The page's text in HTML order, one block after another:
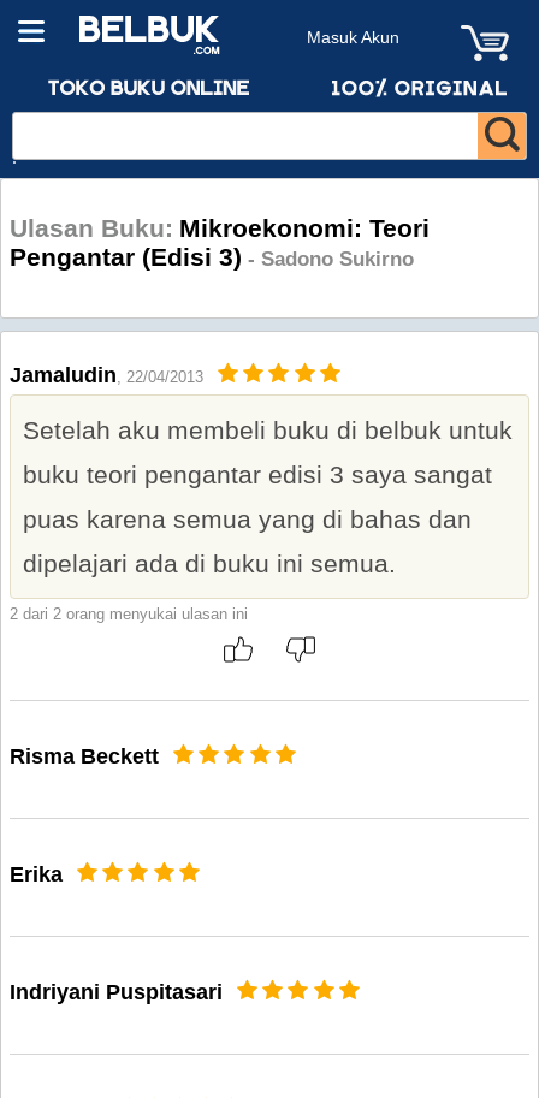
Masuk Akun
Ulasan Buku: Mikroekonomi: Teori
Pengantar (Edisi 3) - Sadono Sukirno
Jamaludin , 22/04/2013
Setelah aku membeli buku di belbuk untuk
buku teori pengantar edisi 3 saya sangat
puas karena semua yang di bahas dan
dipelajari ada di buku ini semua.
2 dari 2 orang menyukai ulasan ini
Risma Beckett
Erika
Indriyani Puspitasari